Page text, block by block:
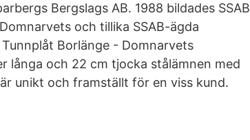
Bergslags AB. 1988 bildades SSAB
och tillika SSAB-ägda
Borlänge - Domnarvets
långa och 22 cm tjocka stålämnen med
unikt och framställt för en viss kund.